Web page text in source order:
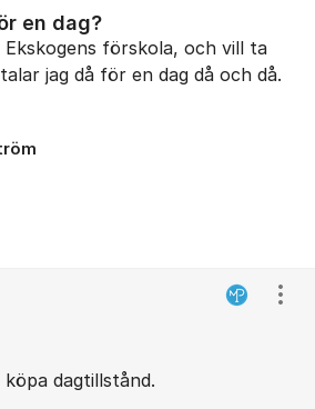
en dag?
förskola, och vill ta
jag då för en dag då och då.
dagtillstånd.